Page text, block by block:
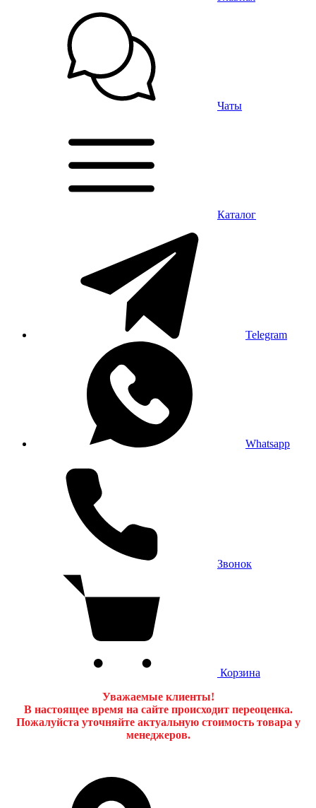
Чаты
Каталог
Telegram
Whatsapp
Звонок
Корзина
Уважаемые клиенты!
В настоящее время на сайте происходит переоценка.
Пожалуйста уточняйте актуальную стоимость товара у
менеджеров.